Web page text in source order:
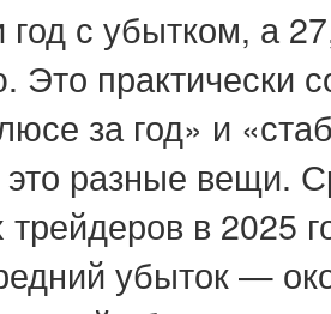
год с убытком, а
Это практически
за год» и
разные вещи.
в 2025
убыток —